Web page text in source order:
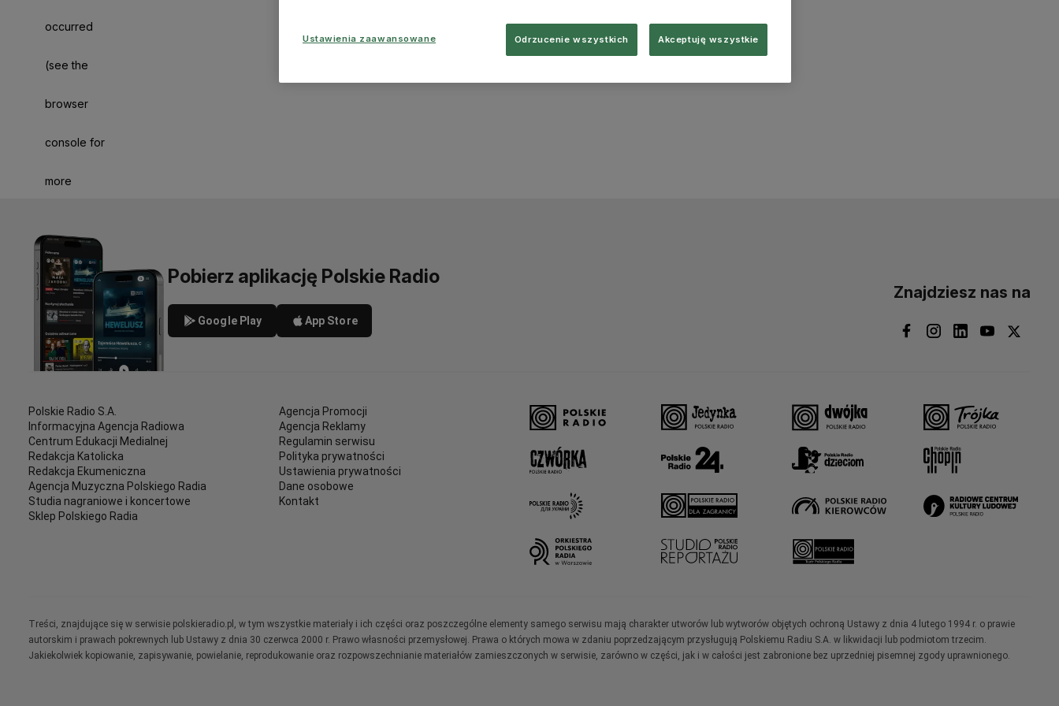
occurred
(see the
browser
console for
more
Pobierz aplikację Polskie Radio
Google Play App Store
Znajdziesz nas na
Polskie Radio S.A.
Informacyjna Agencja Radiowa
Centrum Edukacji Medialnej
Redakcja Katolicka
Redakcja Ekumeniczna
Agencja Muzyczna Polskiego Radia
Studia nagraniowe i koncertowe
Sklep Polskiego Radia
Agencja Promocji
Agencja Reklamy
Regulamin serwisu
Polityka prywatności
Ustawienia prywatności
Dane osobowe
Kontakt
Treści, znajdujące się w serwisie polskieradio.pl, w tym wszystkie materiały i ich części oraz poszczególne elementy samego serwisu mają charakter utworów lub wytworów objętych ochroną Ustawy z dnia 4 lutego 1994 r. o prawie
autorskim i prawach pokrewnych lub Ustawy z dnia 30 czerwca 2000 r. Prawo własności przemysłowej. Prawa o których mowa w zdaniu poprzedzającym przysługują Polskiemu Radiu S.A. w likwidacji lub podmiotom trzecim.
Jakiekolwiek kopiowanie, zapisywanie, powielanie, reprodukowanie oraz rozpowszechnianie materiałów zamieszczonych w serwisie, zarówno w części, jak i w całości jest zabronione bez uprzedniej pisemnej zgody uprawnionego.
Ustawienia zaawansowane Odrzucenie wszystkich Akceptuję wszystkie